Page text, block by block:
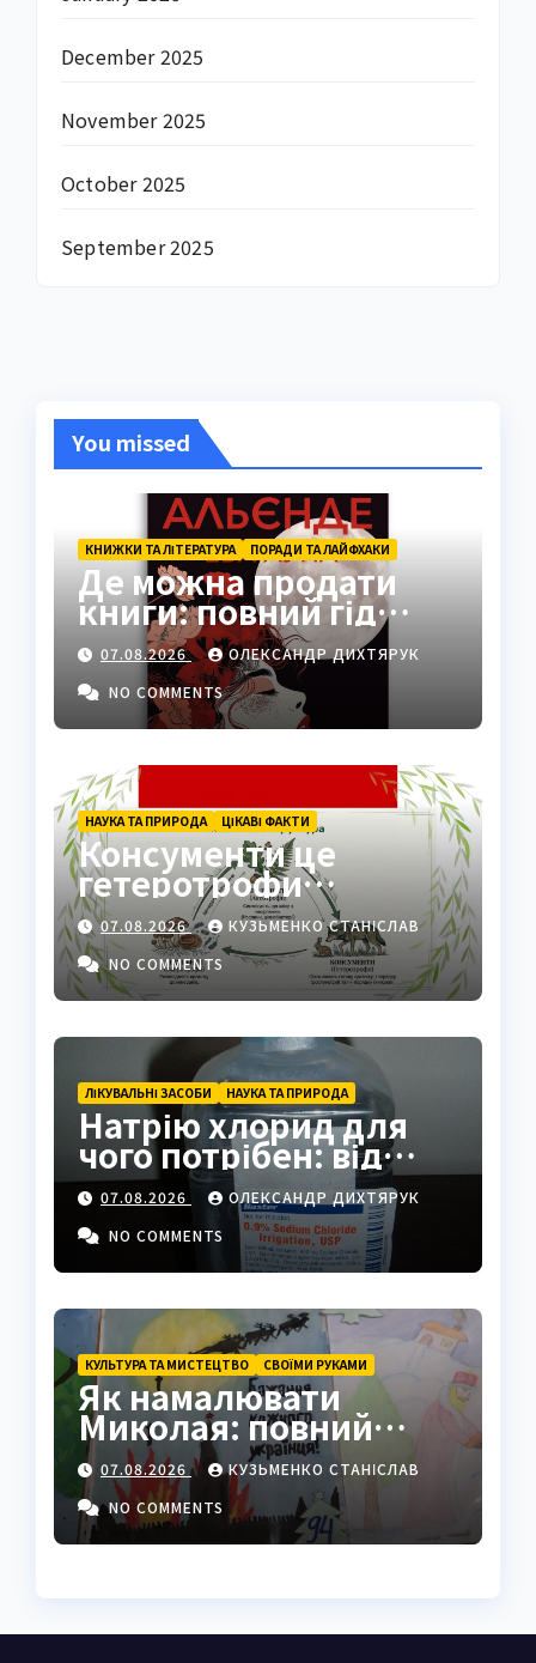
December 2025
November 2025
October 2025
September 2025
You missed
КНИЖКИ ТА ЛІТЕРАТУРА ПОРАДИ ТА ЛАЙФХАКИ
Де можна продати
книги: повний гід
платформами 2026
07.08.2026
ОЛЕКСАНДР ДИХТЯРУК
NO COMMENTS
НАУКА ТА ПРИРОДА ЦІКАВІ ФАКТИ
Консументи це
гетеротрофи
екосистеми
07.08.2026
КУЗЬМЕНКО СТАНІСЛАВ
NO COMMENTS
ЛІКУВАЛЬНІ ЗАСОБИ НАУКА ТА ПРИРОДА
Натрію хлорид для
чого потрібен: від
фізрозчину до
промисловості
07.08.2026
ОЛЕКСАНДР ДИХТЯРУК
NO COMMENTS
КУЛЬТУРА ТА МИСТЕЦТВО СВОЇМИ РУКАМИ
Як намалювати
Миколая: повний
покроковий гайд з
секретами майстрів
07.08.2026
КУЗЬМЕНКО СТАНІСЛАВ
NO COMMENTS